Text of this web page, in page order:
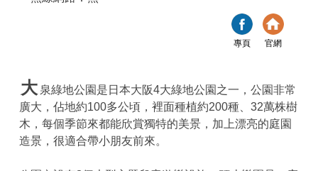
專頁 官網
大 泉綠地公園是日本大阪4大綠地公園之一，公園非常
廣大，佔地約100多公頃，裡面種植約200種、32萬株樹
木，每個季節來都能欣賞獨特的美景，加上漂亮的庭園
造景，很適合帶小朋友前來。